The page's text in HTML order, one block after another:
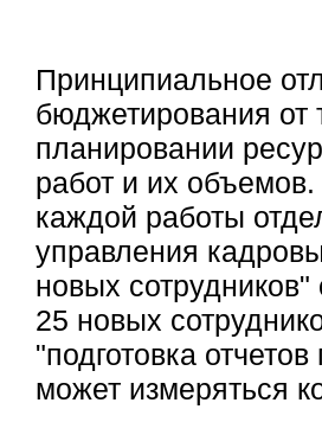
Принципиальное
бюджетирования от
планировании
работ и их
каждой работы
управления
новых
25 новых
"подготовка
может измеряться